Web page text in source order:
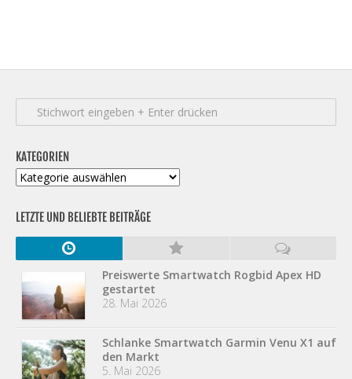
KATEGORIEN
Kategorien
LETZTE UND BELIEBTE BEITRÄGE
Preiswerte Smartwatch Rogbid Apex HD
gestartet
28. Mai 2026
Schlanke Smartwatch Garmin Venu X1 auf
den Markt
5. Mai 2026